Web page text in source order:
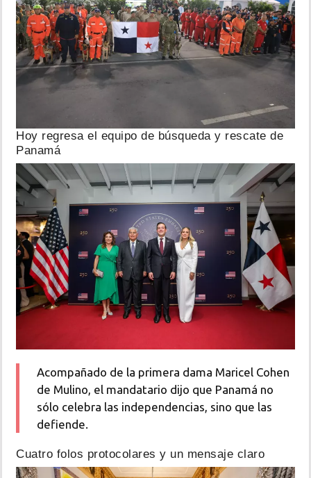
Hoy regresa el equipo de búsqueda y rescate de
Panamá
Acompañado de la primera dama Maricel Cohen
de Mulino, el mandatario dijo que Panamá no
sólo celebra las independencias, sino que las
defiende.
Cuatro folos protocolares y un mensaje claro